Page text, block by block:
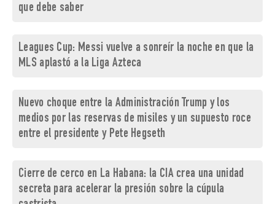
que debe saber
Leagues Cup: Messi vuelve a sonreír la noche en que la
MLS aplastó a la Liga Azteca
Nuevo choque entre la Administración Trump y los
medios por las reservas de misiles y un supuesto roce
entre el presidente y Pete Hegseth
Cierre de cerco en La Habana: la CIA crea una unidad
secreta para acelerar la presión sobre la cúpula